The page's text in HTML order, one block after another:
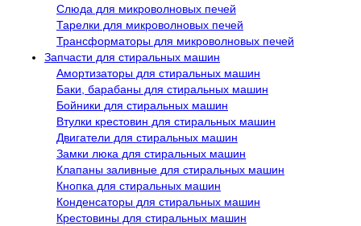
Слюда для микроволновых печей
Тарелки для микроволновых печей
Трансформаторы для микроволновых печей
Запчасти для стиральных машин
Амортизаторы для стиральных машин
Баки, барабаны для стиральных машин
Бойники для стиральных машин
Втулки крестовин для стиральных машин
Двигатели для стиральных машин
Замки люка для стиральных машин
Клапаны заливные для стиральных машин
Кнопка для стиральных машин
Конденсаторы для стиральных машин
Крестовины для стиральных машин